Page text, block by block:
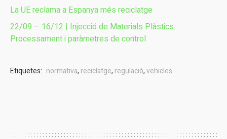
La UE reclama a Espanya més reciclatge
22/09 – 16/12 | Injecció de Materials Plàstics.
Processament i paràmetres de control
Etiquetes: normativa, reciclatge, regulació,vehicles